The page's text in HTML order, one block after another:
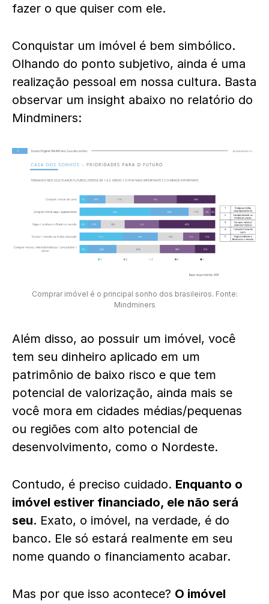
fazer o que quiser com ele.
Conquistar um imóvel é bem simbólico.
Olhando do ponto subjetivo, ainda é uma
realização pessoal em nossa cultura. Basta
observar um insight abaixo no relatório do
Mindminers:
Comprar imóvel é o principal sonho dos brasileiros. Fonte:
Mindminers
Além disso, ao possuir um imóvel, você
tem seu dinheiro aplicado em um
patrimônio de baixo risco e que tem
potencial de valorização, ainda mais se
você mora em cidades médias/pequenas
ou regiões com alto potencial de
desenvolvimento, como o Nordeste.
Contudo, é preciso cuidado. Enquanto o
imóvel estiver financiado, ele não será
seu. Exato, o imóvel, na verdade, é do
banco. Ele só estará realmente em seu
nome quando o financiamento acabar.
Mas por que isso acontece? O imóvel